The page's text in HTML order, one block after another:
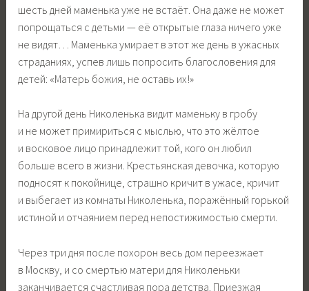
шесть дней маменька уже не встаёт. Она даже не может
попрощаться с детьми — её открытые глаза ничего уже
не видят… Маменька умирает в этот же день в ужасных
страданиях, успев лишь попросить благословения для
детей: «Матерь божия, не оставь их!»
На другой день Николенька видит маменьку в гробу
и не может примириться с мыслью, что это жёлтое
и восковое лицо принадлежит той, кого он любил
больше всего в жизни. Крестьянская девочка, которую
подносят к покойнице, страшно кричит в ужасе, кричит
и выбегает из комнаты Николенька, поражённый горькой
истиной и отчаянием перед непостижимостью смерти.
Через три дня после похорон весь дом переезжает
в Москву, и со смертью матери для Николеньки
заканчивается счастливая пора детства. Приезжая